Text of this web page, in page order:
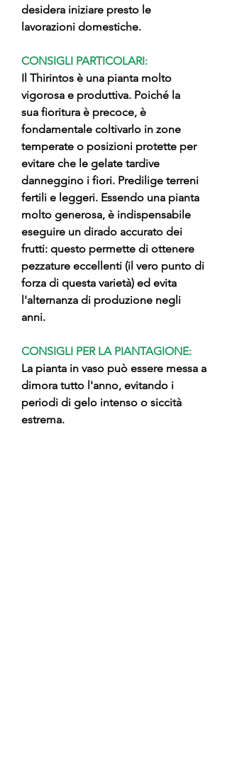
desidera iniziare presto le
lavorazioni domestiche.
CONSIGLI PARTICOLARI:
Il Thirintos è una pianta molto
vigorosa e produttiva. Poiché la
sua fioritura è precoce, è
fondamentale coltivarlo in zone
temperate o posizioni protette per
evitare che le gelate tardive
danneggino i fiori. Predilige terreni
fertili e leggeri. Essendo una pianta
molto generosa, è indispensabile
eseguire un dirado accurato dei
frutti: questo permette di ottenere
pezzature eccellenti (il vero punto di
forza di questa varietà) ed evita
l'alternanza di produzione negli
anni.
CONSIGLI PER LA PIANTAGIONE:
La pianta in vaso può essere messa a
dimora tutto l'anno, evitando i
periodi di gelo intenso o siccità
estrema.